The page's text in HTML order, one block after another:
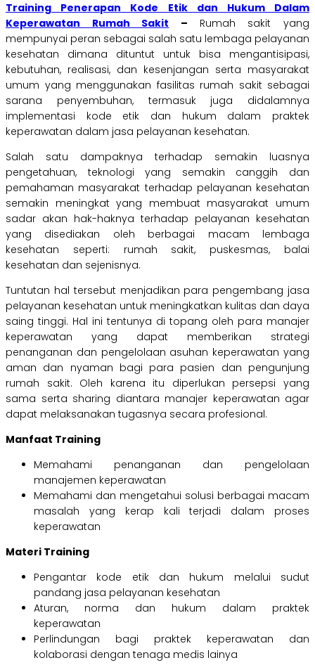
Training Penerapan Kode Etik dan Hukum Dalam
Keperawatan Rumah Sakit – Rumah sakit yang
mempunyai peran sebagai salah satu lembaga pelayanan
kesehatan dimana dituntut untuk bisa mengantisipasi,
kebutuhan, realisasi, dan kesenjangan serta masyarakat
umum yang menggunakan fasilitas rumah sakit sebagai
sarana penyembuhan, termasuk juga didalamnya
implementasi kode etik dan hukum dalam praktek
keperawatan dalam jasa pelayanan kesehatan.
Salah satu dampaknya terhadap semakin luasnya
pengetahuan, teknologi yang semakin canggih dan
pemahaman masyarakat terhadap pelayanan kesehatan
semakin meningkat yang membuat masyarakat umum
sadar akan hak-haknya terhadap pelayanan kesehatan
yang disediakan oleh berbagai macam lembaga
kesehatan seperti: rumah sakit, puskesmas, balai
kesehatan dan sejenisnya.
Tuntutan hal tersebut menjadikan para pengembang jasa
pelayanan kesehatan untuk meningkatkan kulitas dan daya
saing tinggi. Hal ini tentunya di topang oleh para manajer
keperawatan yang dapat memberikan strategi
penanganan dan pengelolaan asuhan keperawatan yang
aman dan nyaman bagi para pasien dan pengunjung
rumah sakit. Oleh karena itu diperlukan persepsi yang
sama serta sharing diantara manajer keperawatan agar
dapat melaksanakan tugasnya secara profesional.
Manfaat Training
Memahami penanganan dan pengelolaan
manajemen keperawatan
Memahami dan mengetahui solusi berbagai macam
masalah yang kerap kali terjadi dalam proses
keperawatan
Materi Training
Pengantar kode etik dan hukum melalui sudut
pandang jasa pelayanan kesehatan
Aturan, norma dan hukum dalam praktek
keperawatan
Perlindungan bagi praktek keperawatan dan
kolaborasi dengan tenaga medis lainya